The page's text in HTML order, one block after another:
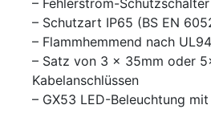
– Fehlerstrom-
– Schutzart IP65 (BS EN
– Flammhemmend nach
– Satz von 3 x 35mm oder
Kabelanschlüssen
– GX53 LED-Beleuchtung